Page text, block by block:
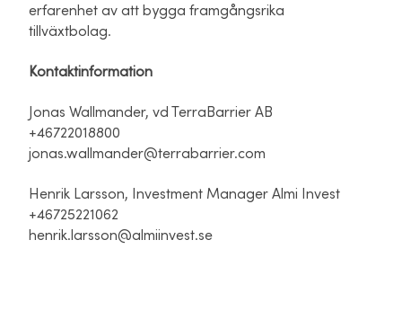
erfarenhet av att bygga framgångsrika
tillväxtbolag.
Kontaktinformation
Jonas Wallmander, vd TerraBarrier AB
+46722018800
jonas.wallmander@terrabarrier.com
Henrik Larsson, Investment Manager Almi Invest
+46725221062
henrik.larsson@almiinvest.se